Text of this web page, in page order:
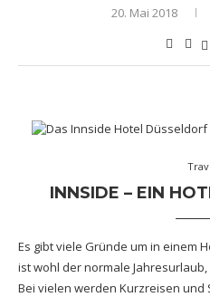
20. Mai 2018
INNSIDE – EIN
Es gibt viele Gründe um in einem
ist wohl der normale
Bei vielen werden Kurzreisen